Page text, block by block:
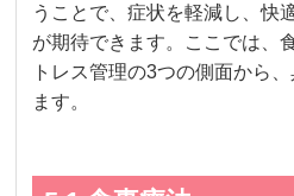
うことで、症状を軽減し、快
が期待できます。ここでは、
トレス管理の3つの側面から
ます。